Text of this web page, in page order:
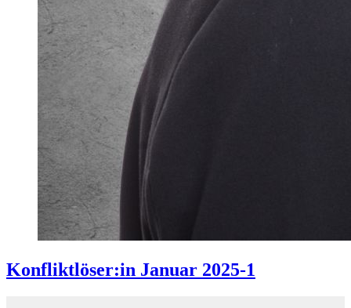
Konfliktlöser:in Januar 2025-1